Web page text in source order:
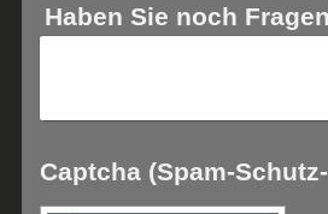
Haben Sie noch